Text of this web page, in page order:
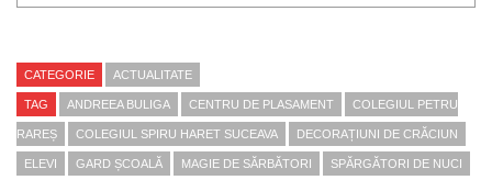
CATEGORIE ACTUALITATE
TAG ANDREEA BULIGA CENTRU DE PLASAMENT COLEGIUL PETRU
RAREȘ COLEGIUL SPIRU HARET SUCEAVA DECORAȚIUNI DE CRĂCIUN
ELEVI GARD ȘCOALĂ MAGIE DE SĂRBĂTORI SPĂRGĂTORI DE NUCI